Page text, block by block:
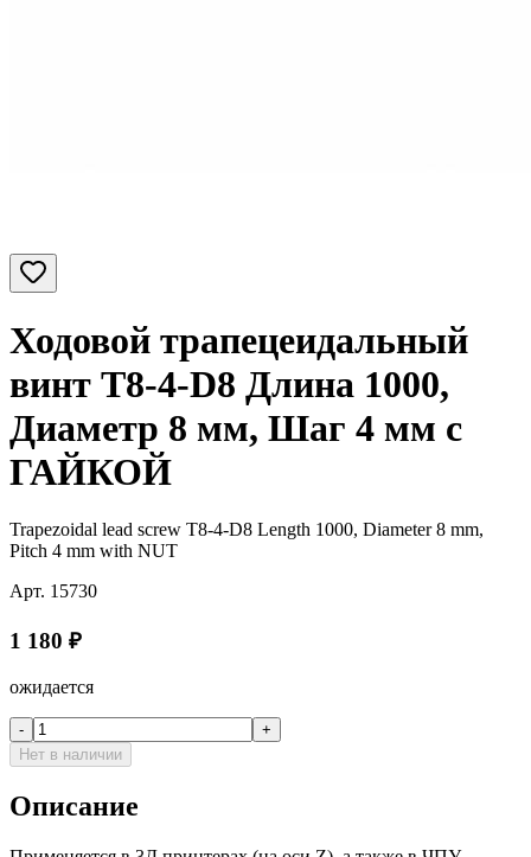
Ходовой трапецеидальный
винт T8-4-D8 Длина 1000,
Диаметр 8 мм, Шаг 4 мм с
ГАЙКОЙ
Trapezoidal lead screw T8-4-D8 Length 1000, Diameter 8 mm,
Pitch 4 mm with NUT
Арт. 15730
1 180 ₽
ожидается
-
+
Нет в наличии
Описание